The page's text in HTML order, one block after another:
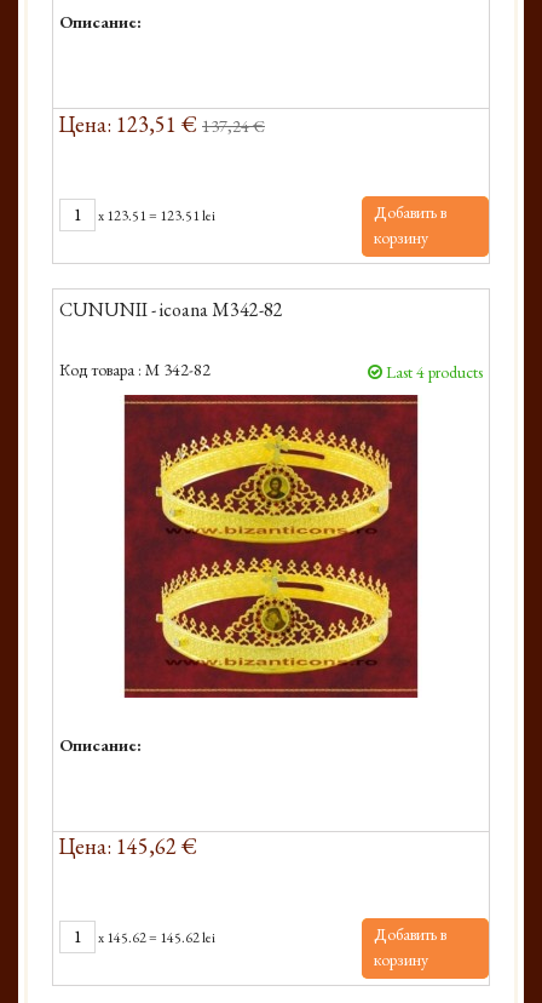
Описание:
Цена: 123,51 € 137,24 €
x123.51= 123.51 lei
Добавить в
корзину
CUNUNII - icoana M342-82
Код товара : M 342-82 Last 4 products
Описание:
Цена: 145,62 €
x145.62= 145.62 lei
Добавить в
корзину